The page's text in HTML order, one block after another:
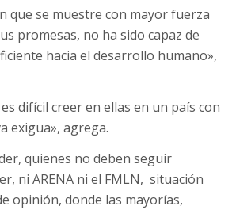
que se muestre con mayor fuerza
promesas, no ha sido capaz de
hacia el desarrollo humano»,
difícil creer en ellas en un país con
exigua», agrega.
quienes no deben seguir
ni ARENA ni el FMLN, situación
opinión, donde las mayorías,